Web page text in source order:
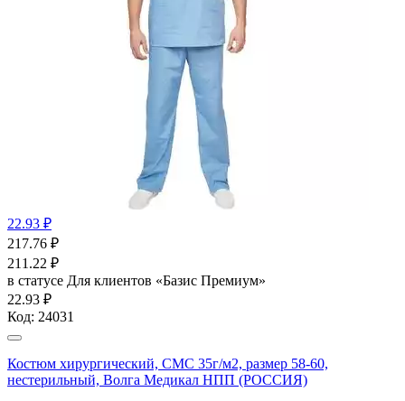
22.93 ₽
217.76 ₽
211.22 ₽
в статусе Для клиентов «Базис Премиум»
22.93 ₽
Код: 24031
Костюм хирургический, СМС 35г/м2, размер 58-60,
нестерильный, Волга Медикал НПП (РОССИЯ)